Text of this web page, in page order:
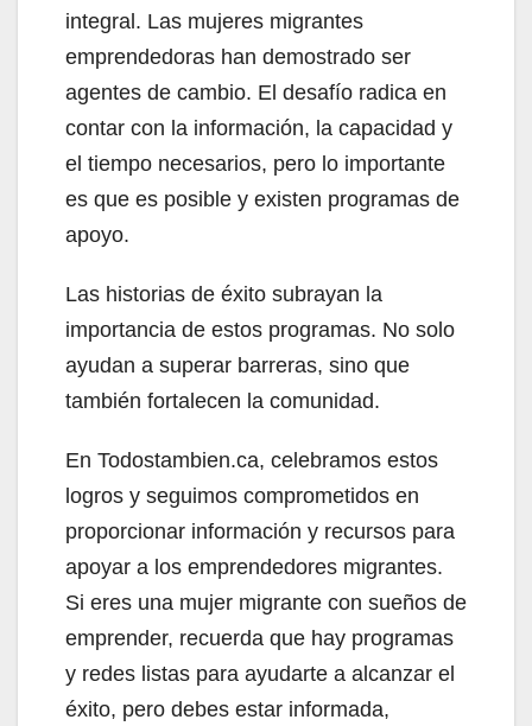
integral. Las mujeres migrantes
emprendedoras han demostrado ser
agentes de cambio. El desafío radica en
contar con la información, la capacidad y
el tiempo necesarios, pero lo importante
es que es posible y existen programas de
apoyo.
Las historias de éxito subrayan la
importancia de estos programas. No solo
ayudan a superar barreras, sino que
también fortalecen la comunidad.
En Todostambien.ca, celebramos estos
logros y seguimos comprometidos en
proporcionar información y recursos para
apoyar a los emprendedores migrantes.
Si eres una mujer migrante con sueños de
emprender, recuerda que hay programas
y redes listas para ayudarte a alcanzar el
éxito, pero debes estar informada,